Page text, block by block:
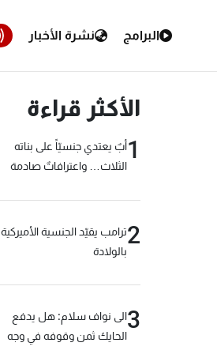
البرامج نشرة الأخبار
الأكثر قراءة
1أبٌ يعتدي جنسيّاً على بناته
الثلاث… واعترافاتٌ صادمة
2ترامب يقيّد الجنسية الأميركية
بالولادة
3الى نواف سلام: هل يدفع
الحايك ثمن وقوفه في وجه